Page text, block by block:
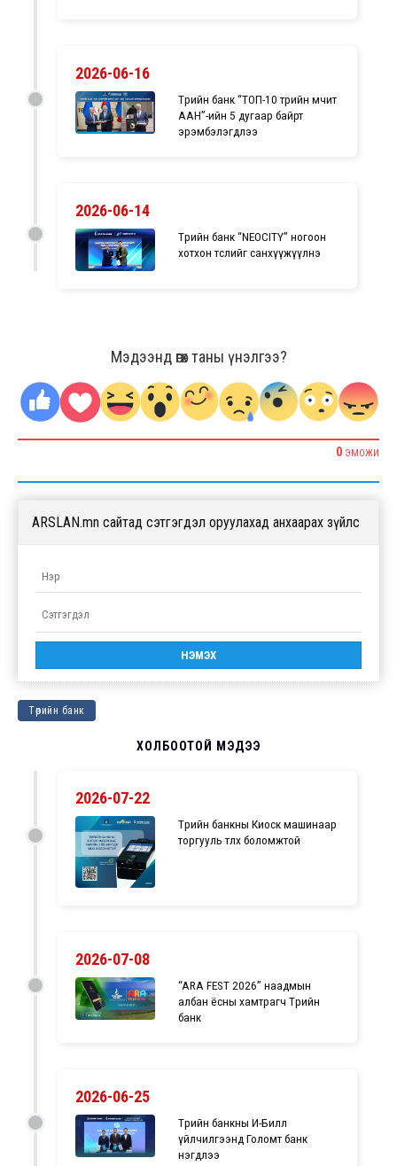
2026-06-16
Төрийн банк “ТОП-10 төрийн өмчит
ААН”-ийн 5 дугаар байрт
эрэмбэлэгдлээ
2026-06-14
Төрийн банк “NEOCITY” ногоон
хотхон төслийг санхүүжүүлнэ
Мэдээнд өгөх таны үнэлгээ?
0 ЭМОЖИ
ARSLAN.mn сайтад сэтгэгдэл оруулахад анхаарах зүйлс
Төрийн банк
ХОЛБООТОЙ МЭДЭЭ
2026-07-22
Төрийн банкны Киоск машинаар
торгууль төлөх боломжтой
2026-07-08
“ARA FEST 2026” наадмын
албан ёсны хамтрагч Төрийн
банк
2026-06-25
Төрийн банкны И-Билл
үйлчилгээнд Голомт банк
нэгдлээ